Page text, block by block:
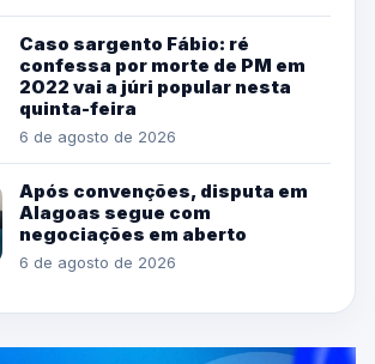
Caso sargento Fábio: ré
confessa por morte de PM em
2022 vai a júri popular nesta
quinta-feira
6 de agosto de 2026
Após convenções, disputa em
Alagoas segue com
negociações em aberto
6 de agosto de 2026